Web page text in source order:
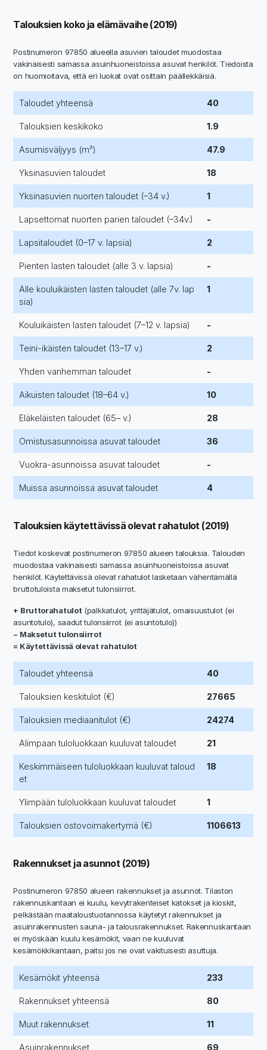
Talouksien koko ja elämävaihe (2019)
Postinumeron 97850 alueella asuvien taloudet muodostaa
vakinaisesti samassa asuinhuoneistoissa asuvat henkilöt. Tiedoista
on huomioitava, että eri luokat ovat osittain päällekkäisiä.
Taloudet yhteensä 40
Talouksien keskikoko 1.9
Asumisväljyys (m²) 47.9
Yksinasuvien taloudet 18
Yksinasuvien nuorten taloudet (–34 v.) 1
Lapsettomat nuorten parien taloudet (–34v.) -
Lapsitaloudet (0–17 v. lapsia) 2
Pienten lasten taloudet (alle 3 v. lapsia) -
Alle kouluikäisten lasten taloudet (alle 7v. lap
sia)
1
Kouluikäisten lasten taloudet (7–12 v. lapsia) -
Teini-ikäisten taloudet (13–17 v.) 2
Yhden vanhemman taloudet -
Aikuisten taloudet (18–64 v.) 10
Eläkeläisten taloudet (65– v.) 28
Omistusasunnoissa asuvat taloudet 36
Vuokra-asunnoissa asuvat taloudet -
Muissa asunnoissa asuvat taloudet 4
Talouksien käytettävissä olevat rahatulot (2019)
Tiedot koskevat postinumeron 97850 alueen talouksia. Talouden
muodostaa vakinaisesti samassa asuinhuoneistoissa asuvat
henkilöt. Käytettävissä olevat rahatulot lasketaan vähentämällä
bruttotuloista maksetut tulonsiirrot.
+ Bruttorahatulot (palkkatulot, yrittäjätulot, omaisuustulot (ei
asuntotulo), saadut tulonsiirrot (ei asuntotulo))
− Maksetut tulonsiirrot
= Käytettävissä olevat rahatulot
Taloudet yhteensä 40
Talouksien keskitulot (€) 27665
Talouksien mediaanitulot (€) 24274
Alimpaan tuloluokkaan kuuluvat taloudet 21
Keskimmäiseen tuloluokkaan kuuluvat taloud
et
18
Ylimpään tuloluokkaan kuuluvat taloudet 1
Talouksien ostovoimakertymä (€) 1106613
Rakennukset ja asunnot (2019)
Postinumeron 97850 alueen rakennukset ja asunnot. Tilaston
rakennuskantaan ei kuulu, kevytrakenteiset katokset ja kioskit,
pelkästään maataloustuotannossa käytetyt rakennukset ja
asuinrakennusten sauna- ja talousrakennukset. Rakennuskantaan
ei myöskään kuulu kesämökit, vaan ne kuuluvat
kesämökkikantaan, paitsi jos ne ovat vakituisesti asuttuja.
Kesämökit yhteensä 233
Rakennukset yhteensä 80
Muut rakennukset 11
Asuinrakennukset 69